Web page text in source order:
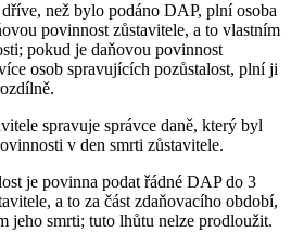
než bylo podáno DAP, plní osoba
povinnost zůstavitele, a to vlastním
pokud je daňovou povinnost
osob spravujících pozůstalost, plní ji
spravuje správce daně, který byl
v den smrti zůstavitele.
je povinna podat řádné DAP do 3
a to za část zdaňovacího období,
jeho smrti; tuto lhůtu nelze prodloužit.